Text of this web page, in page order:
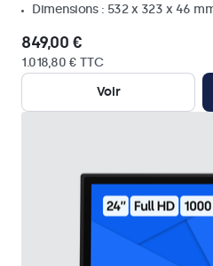
Dimensions : 532 x 323 x 46
849,00 €
1.018,80 € TTC
Voir